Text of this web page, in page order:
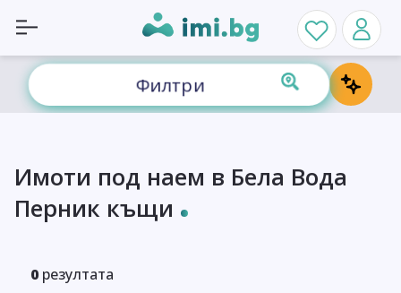
Филтри
Имоти под наем в Бела Вода
Перник къщи
0 резултата